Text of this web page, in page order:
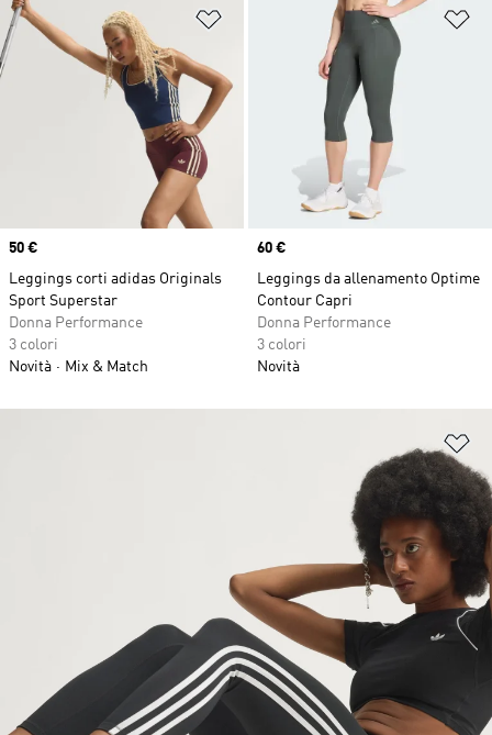
Aggiungi alla lista dei desideri
Price
50 €
Leggings corti adidas Originals
Sport Superstar
Donna Performance
3 colori
Novità
Mix & Match
Price
60 €
Leggings da allenamento Optime
Contour Capri
Donna Performance
3 colori
Novità